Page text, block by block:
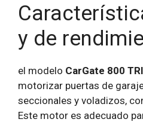
y de
el modelo CarGate 800
motorizar puertas de
seccionales y voladizos,
Este motor es adecuado